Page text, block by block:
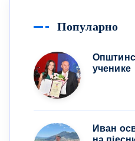
Популарно
ученике
Иван